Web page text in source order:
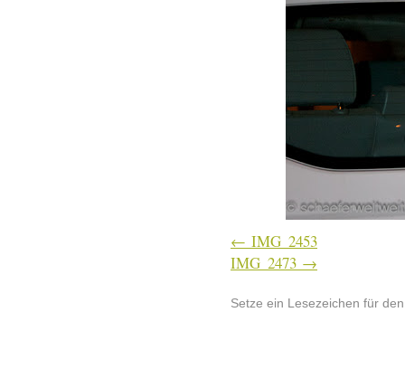
IMG_2453
IMG_2473
Setze ein Lesezeichen für